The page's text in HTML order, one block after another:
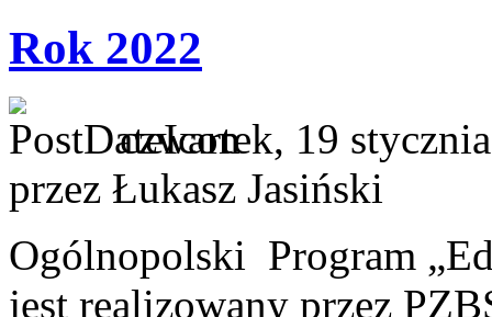
Rok 2022
czwartek, 19
przez Łukasz Jasiński
Ogólnopolski Program
jest realizowany przez